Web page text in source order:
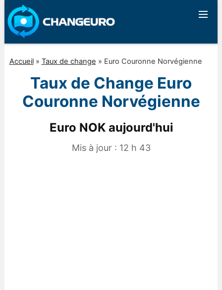
Accueil» Taux de change » Euro Couronne Norvégienne
Taux de Change Euro
Couronne Norvégienne
Euro NOK aujourd'hui
Mis à jour : 12 h 43